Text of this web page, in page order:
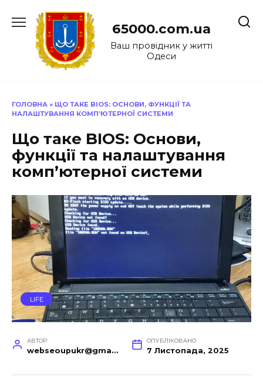
до
65000.com.ua
Ваш провідник у житті
Одеси
ГОЛОВНА » ЩО ТАКЕ BIOS: ОСНОВИ, ФУНКЦІЇ ТА
НАЛАШТУВАННЯ КОМП’ЮТЕРНОЇ СИСТЕМИ
Що таке BIOS: Основи,
функції та налаштування
комп’ютерної системи
LIFE
АВТОР
webseoupukr@gmail.com
ОПУБЛІКОВАНО
7 Листопада, 2025